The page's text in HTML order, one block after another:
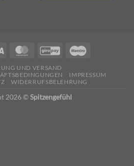
UND VERSAND
IMPRESSUM
WIDERRUFSBELEHRUNG
2026 ©Spitzengefühl